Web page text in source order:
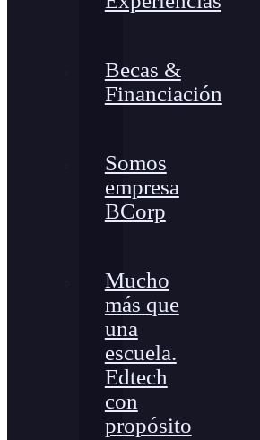
Becas &
Financiación
Somos
empresa
BCorp
Mucho
más que
una
escuela.
Edtech
con
propósito